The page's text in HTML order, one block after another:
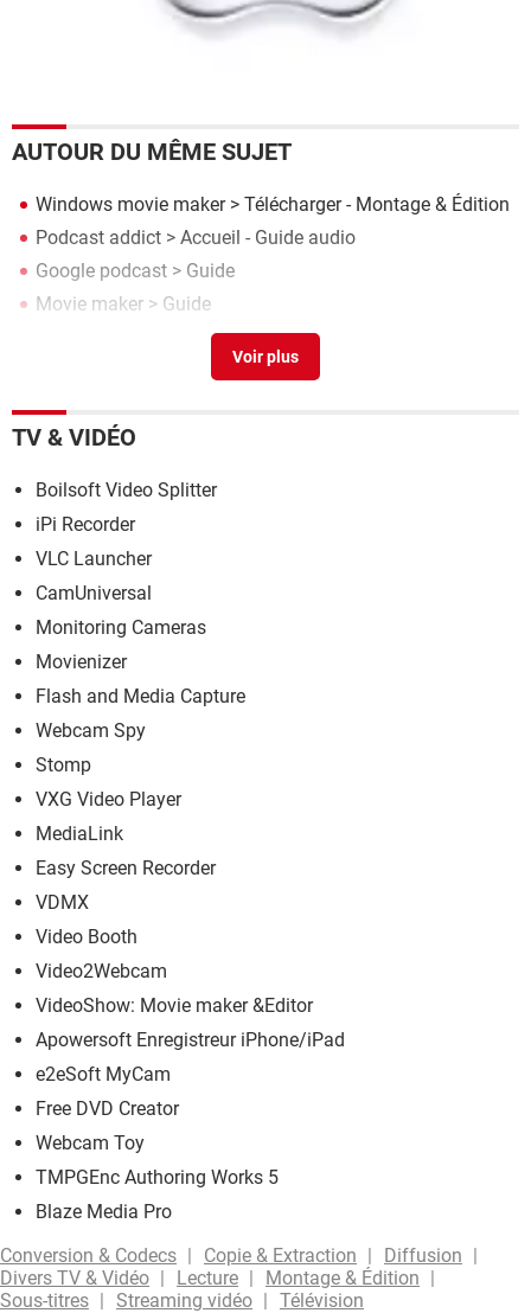
AUTOUR DU MÊME SUJET
Windows movie maker> Télécharger - Montage & Édition
Podcast addict > Accueil - Guide audio
Google podcast > Guide
Movie maker > Guide
Telecharger podcast en mp3> Guide
TV & VIDÉO
Boilsoft Video Splitter
iPi Recorder
VLC Launcher
CamUniversal
Monitoring Cameras
Movienizer
Flash and Media Capture
Webcam Spy
Stomp
VXG Video Player
MediaLink
Easy Screen Recorder
VDMX
Video Booth
Video2Webcam
VideoShow: Movie maker &Editor
Apowersoft Enregistreur iPhone/iPad
e2eSoft MyCam
Free DVD Creator
Webcam Toy
TMPGEnc Authoring Works 5
Blaze Media Pro
Conversion & Codecs
Copie & Extraction
Diffusion
Divers TV & Vidéo
Lecture
Montage & Édition
Sous-titres
Streaming vidéo Télévision